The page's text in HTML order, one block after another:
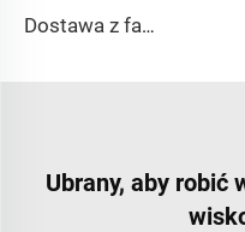
Dostawa z fabryki 65% poliestru 35% bawełny na podszewkę dżinsów w kolorze jednolitym TC TWILL Farbowany materiał na kieszenie do odzieży roboczej
Ubrany, aby robić